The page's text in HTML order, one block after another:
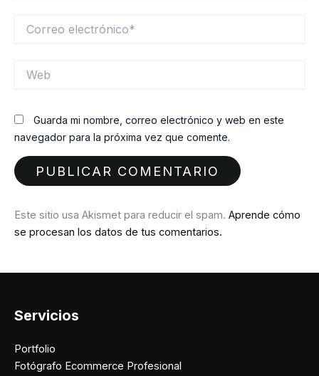
electrónico*
Guarda mi nombre, correo electrónico y web en este
navegador para la próxima vez que comente.
Este sitio usa Akismet para reducir el spam. Aprende cómo
se procesan los datos de tus comentarios.
Servicios
Portfolio
Fotógrafo Ecommerce Profesional